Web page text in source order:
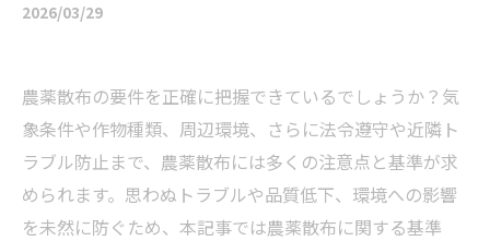
2026/03/29
農薬散布の要件を正確に把握できているでしょうか？気
象条件や作物種類、周辺環境、さらに法令遵守や近隣ト
ラブル防止まで、農薬散布には多くの注意点と基準が求
められます。思わぬトラブルや品質低下、環境への影響
を未然に防ぐため、本記事では農薬散布に関する基準